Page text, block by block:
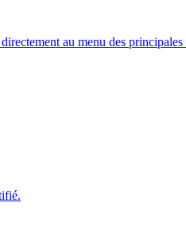
au menu des principales